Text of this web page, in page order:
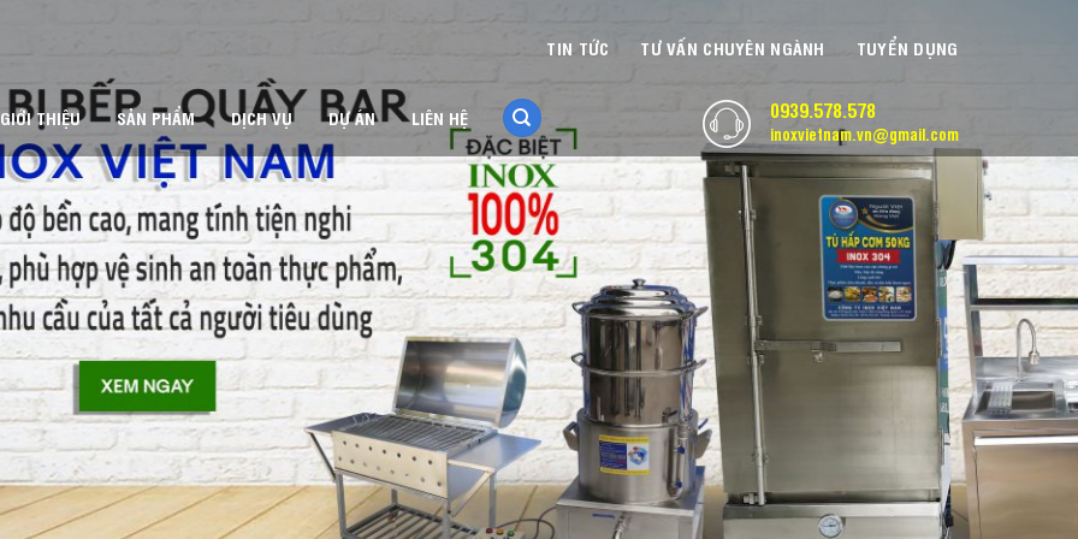
GIỚI THIỆU SẢN PHẨM DỊCH VỤ DỰ ÁN LIÊN HỆ 0939.578.578
inoxvietnam.vn@gmail.com
TIN TỨC TƯ VẤN CHUYÊN NGÀNH TUYỂN DỤNG